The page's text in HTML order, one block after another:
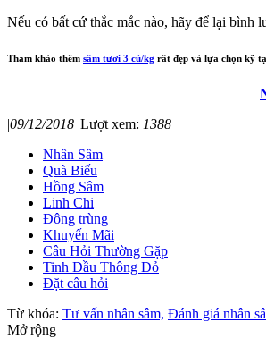
Nếu có bất cứ thắc mắc nào, hãy để lại bình
Tham khảo thêm sâm tươi 3 củ/kg rất đẹp và lựa chọn kỹ
|09/12/2018 |Lượt xem: 1388
Nhân Sâm
Quà Biếu
Hồng Sâm
Linh Chi
Đông trùng
Khuyến Mãi
Câu Hỏi Thường Gặp
Tinh Dầu Thông Đỏ
Đặt câu hỏi
Từ khóa: Tư vấn nhân sâm, Đánh giá nhân
Mở rộng